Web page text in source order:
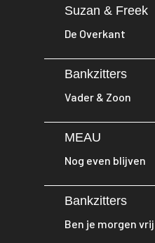
Suzan & Freek
De Overkant
Bankzitters
Vader & Zoon
MEAU
Nog even blijven
Bankzitters
Ben je morgen vrij